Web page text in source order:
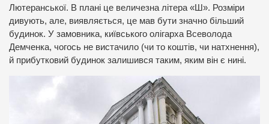
Лютеранської. В плані це величезна літера «Ш». Розміри
дивують, але, виявляється, це мав бути значно більший
будинок. У замовника, київського олігарха Всеволода
Демченка, чогось не вистачило (чи то коштів, чи натхнення),
й прибутковий будинок залишився таким, яким він є нині.